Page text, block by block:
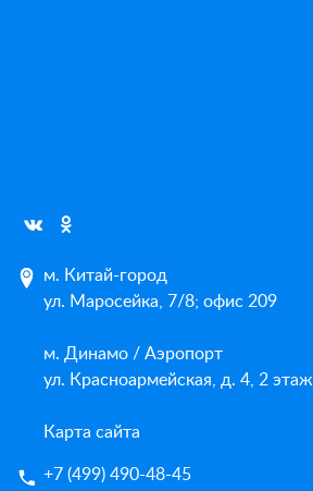
м. Китай-город
ул. Маросейка, 7/8; офис 209
м. Динамо / Аэропорт
ул. Красноармейская, д. 4, 2 этаж
Карта сайта
+7 (499) 490-48-45